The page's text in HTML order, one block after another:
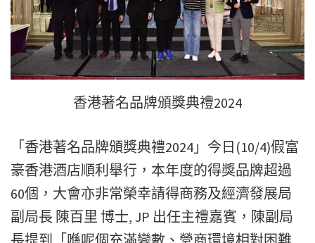
香港著名品牌頒獎典禮2024
「香港著名品牌頒獎典禮2024」今日(10/4)假富
豪香港酒店順利舉行，本年度的得獎品牌超過
60個，大會亦非常榮幸請得商務及經濟發展局
副局長 陳百里 博士, JP 出任主禮嘉賓，陳副局